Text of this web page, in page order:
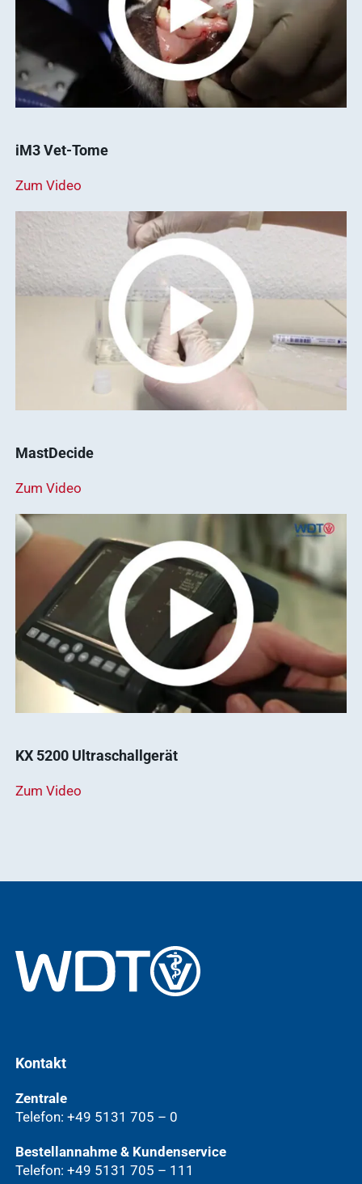
Ergebnisse
anzeigen
Mitgliedschaft
anzeigen
Nachhaltigkeit
Ergebnisse
anzeigen
WDT Info
Ergebnisse
vetsoft.one
vetat.work
basics4vets
iM3 Vet-Tome
Zum Video
MastDecide
Zum Video
KX 5200 Ultraschallgerät
Zum Video
Kontakt
Zentrale
Telefon: +49 5131 705 – 0
Bestellannahme & Kundenservice
Telefon: +49 5131 705 – 111